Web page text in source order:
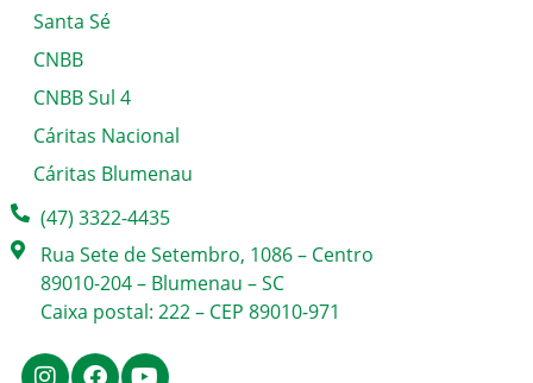
Santa Sé
CNBB
CNBB Sul 4
Cáritas Nacional
Cáritas Blumenau
(47) 3322-4435
Rua Sete de Setembro, 1086 – Centro
89010-204 – Blumenau – SC
Caixa postal: 222 – CEP 89010-971